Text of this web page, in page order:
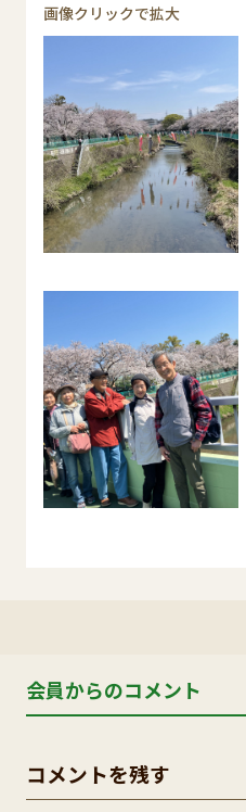
画像クリックで拡大
会員からのコメント
コメントを残す